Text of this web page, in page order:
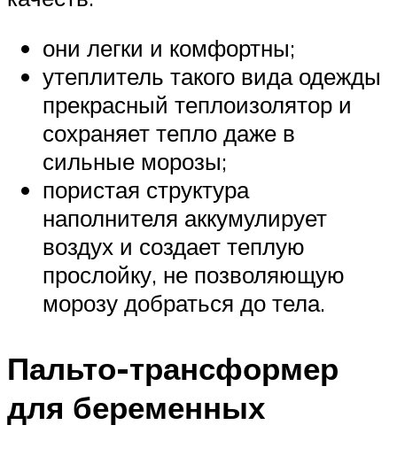
они легки и комфортны;
утеплитель такого вида одежды
прекрасный теплоизолятор и
сохраняет тепло даже в
сильные морозы;
пористая структура
наполнителя аккумулирует
воздух и создает теплую
прослойку, не позволяющую
морозу добраться до тела.
Пальто-трансформер
для беременных